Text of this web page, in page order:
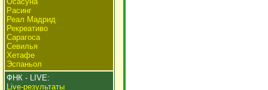
Расинг
Реал Мадрид
Рекреативо
Сарагоса
Севилья
Хетафе
Эспаньол
ФНК - LIVE:
Live-результаты